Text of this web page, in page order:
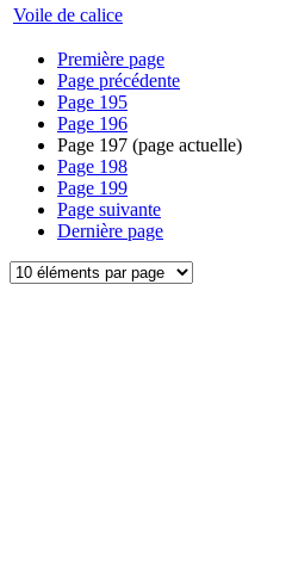
Voile de calice
Première page
Page précédente
Page 195
Page 196
Page 197 (page actuelle)
Page 198
Page 199
Page suivante
Dernière page